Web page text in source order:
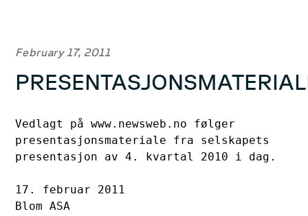
February 17, 2011
Vedlagt på www.newsweb.no følger
presentasjonsmateriale fra selskapets
presentasjon av 4. kvartal 2010 i dag.
17. februar 2011
Blom ASA